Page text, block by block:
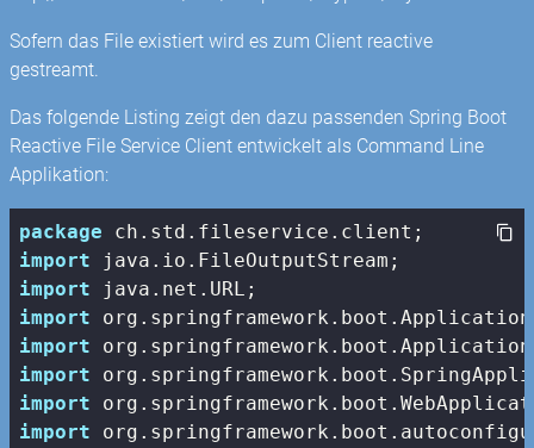
Sofern das File existiert wird es zum Client reactive
gestreamt.
Das folgende Listing zeigt den dazu passenden Spring Boot
Reactive File Service Client entwickelt als Command Line
Applikation:
package
import
import
import
import
import
import
import